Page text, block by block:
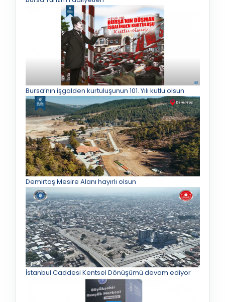
Bursa’nın işgalden kurtuluşunun 101. Yılı kutlu olsun
Demirtaş Mesire Alanı hayırlı olsun
İstanbul Caddesi Kentsel Dönüşümü devam ediyor